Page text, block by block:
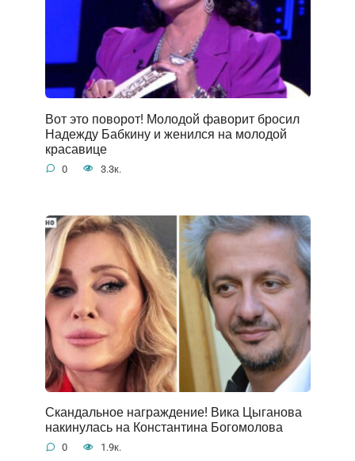
Вот это поворот! Молодой фаворит бросил
Надежду Бабкину и женился на молодой
красавице
0 3.3к.
Скандальное награждение! Вика Цыганова
накинулась на Константина Богомолова
0 1.9к.